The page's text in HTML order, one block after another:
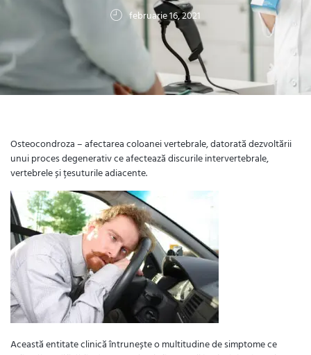
februarie 16, 2021
Osteocondroza – afectarea coloanei vertebrale, datorată dezvoltării
unui proces degenerativ ce afectează discurile intervertebrale,
vertebrele și țesuturile adiacente.
Această entitate clinică întrunește o multitudine de simptome ce